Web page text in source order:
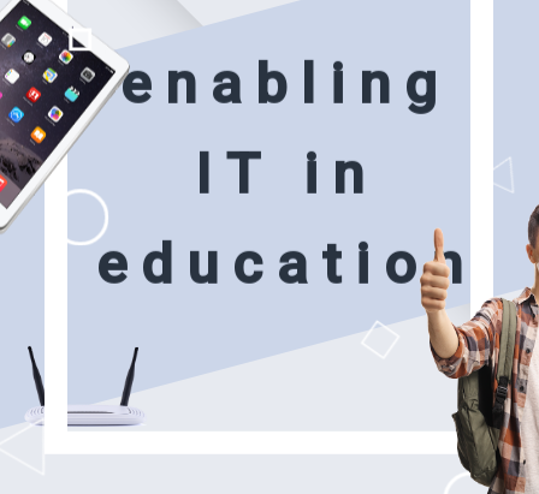
e n a b i n g
I T i n
e d u c a t i on